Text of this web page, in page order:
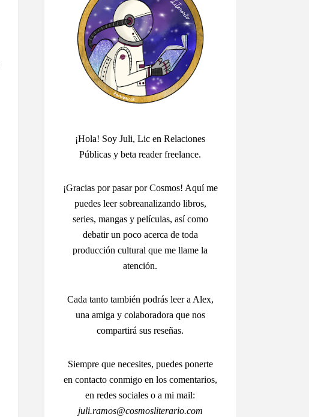
¡Hola! Soy Juli, Lic en Relaciones
Públicas y beta reader freelance.
¡Gracias por pasar por Cosmos! Aquí me
puedes leer sobreanalizando libros,
series, mangas y películas, así como
debatir un poco acerca de toda
producción cultural que me llame la
atención.
Cada tanto también podrás leer a Alex,
una amiga y colaboradora que nos
compartirá sus reseñas.
Siempre que necesites, puedes ponerte
en contacto conmigo en los comentarios,
en redes sociales o a mi mail:
juli.ramos@cosmosliterario.com